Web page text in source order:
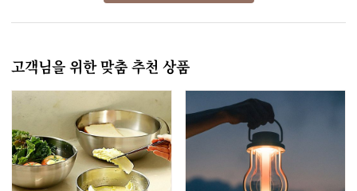
고객님을 위한 맞춤 추천 상품